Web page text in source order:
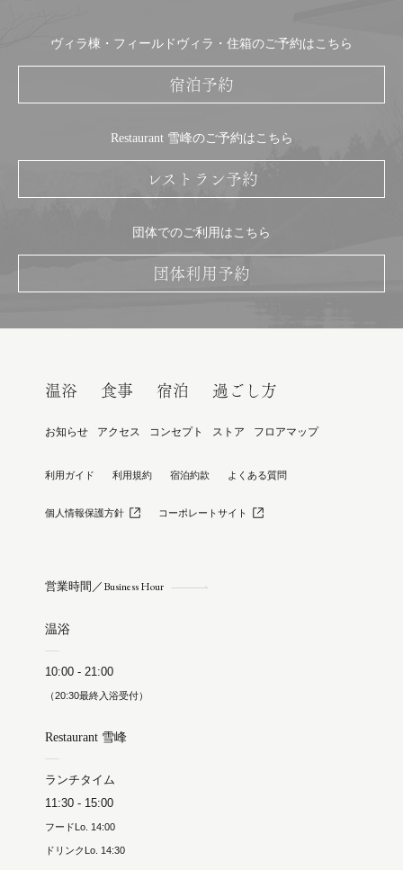
ヴィラ棟・フィールドヴィラ・ 住箱のご予約はこちら
宿泊予約
Restaurant 雪峰のご予約はこちら
レストラン予約
団体でのご利用はこちら
団体利用予約
温浴 食事 宿泊 過ごし方
お知らせ アクセス コンセプト ストア フロアマップ
利用ガイド 利用規約 宿泊約款 よくある質問
個人情報保護方針 コーポレートサイト
営業時間／ Business Hour
温浴
10:00 - 21:00
（20:30最終入浴受付）
Restaurant 雪峰
ランチタイム
11:30 - 15:00
フードLo. 14:00
ドリンクLo. 14:30